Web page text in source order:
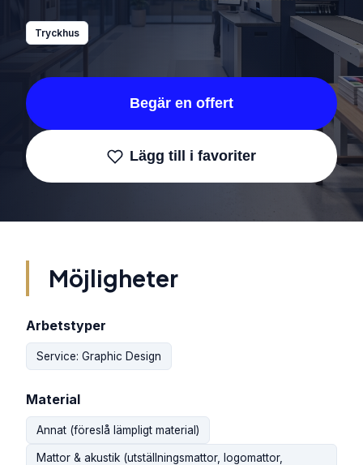
Tryckhus
Begär en offert
Lägg till i favoriter
Möjligheter
Arbetstyper
Service: Graphic Design
Material
Annat (föreslå lämpligt material)
Mattor & akustik (utställningsmattor, logomattor,